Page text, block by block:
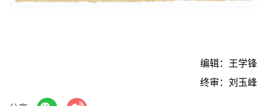
编辑：王学锋
终审：刘玉峰